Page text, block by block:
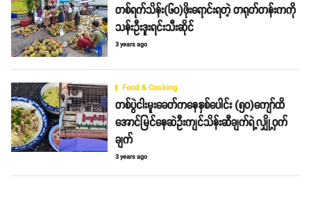
တစ်ရက်သိန်း(၆၀)ဖိုးရောင်းရတဲ့ တရုတ်တန်းကကို
သန်းဦးဒူးရင်းသီးဆိုင်
3 years ago
Food & Cooking
တစ်ပွဲငါးမူးခေတ်ကနေနှစ်ပေါင်း (၅၀)ကျော်ထိ
အောင်မြင်နေဆဲဦးကျင်သိန်းဆီချက်ရဲ့လျှို့ဝှက်
ချက်
3 years ago